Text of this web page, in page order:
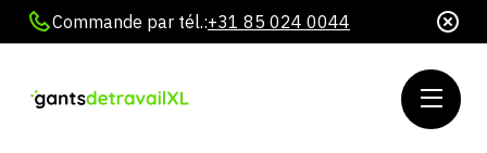
Commande par tél.:+31 85 024 0044